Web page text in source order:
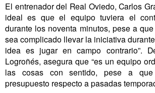
El entrenador del Real Oviedo, Carlos
ideal es que el equipo tuviera el
durante los noventa minutos, pese a
sea complicado llevar la iniciativa
idea es jugar en campo contrario”.
Logroñés, asegura que “es un equipo
las cosas con sentido, pese a
presupuesto respecto a pasadas